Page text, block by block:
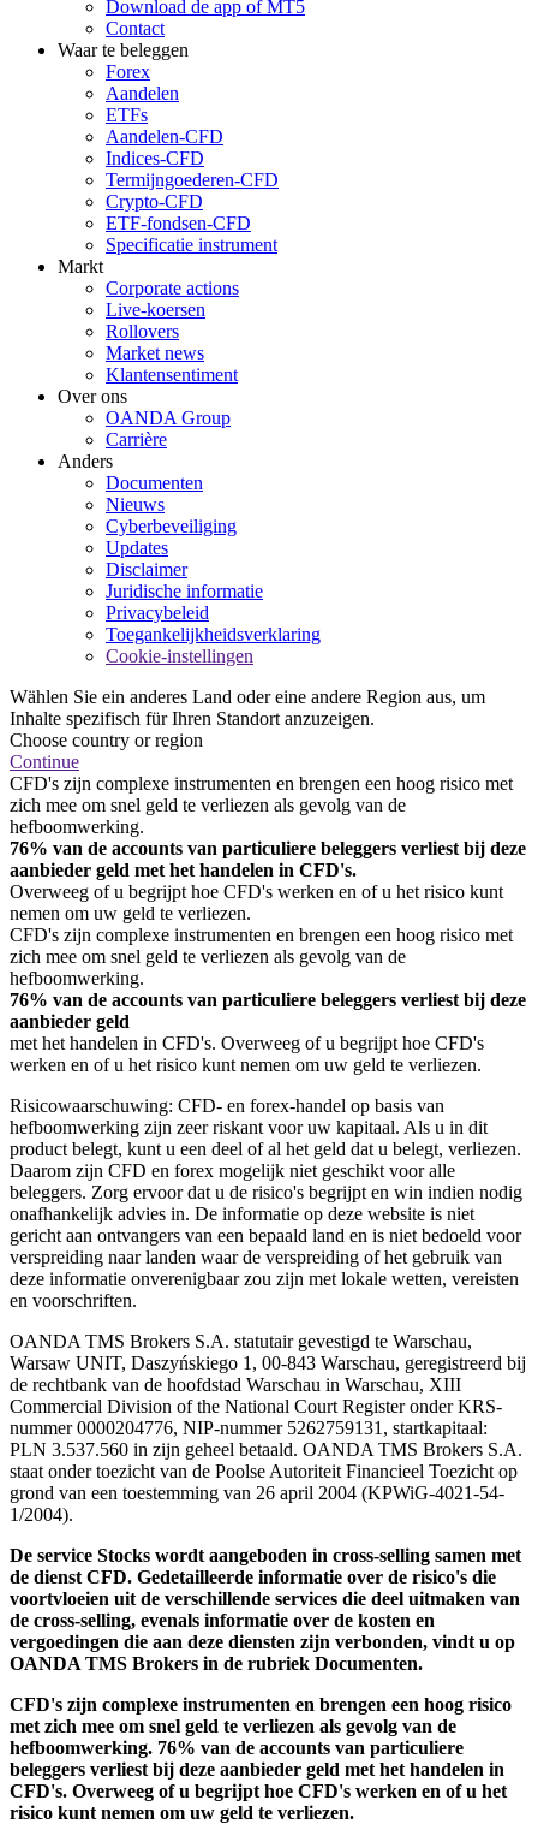
Download de app of MT5
Contact
Waar te beleggen
Forex
Aandelen
ETFs
Aandelen-CFD
Indices-CFD
Termijngoederen-CFD
Crypto-CFD
ETF-fondsen-CFD
Specificatie instrument
Markt
Corporate actions
Live-koersen
Rollovers
Market news
Klantensentiment
Over ons
OANDA Group
Carrière
Anders
Documenten
Nieuws
Cyberbeveiliging
Updates
Disclaimer
Juridische informatie
Privacybeleid
Toegankelijkheidsverklaring
Cookie-instellingen
Wählen Sie ein anderes Land oder eine andere Region aus, um
Inhalte spezifisch für Ihren Standort anzuzeigen.
Choose country or region
Continue
CFD's zijn complexe instrumenten en brengen een hoog risico met
zich mee om snel geld te verliezen als gevolg van de
hefboomwerking.
76% van de accounts van particuliere beleggers verliest bij deze
aanbieder geld met het handelen in CFD's.
Overweeg of u begrijpt hoe CFD's werken en of u het risico kunt
nemen om uw geld te verliezen.
CFD's zijn complexe instrumenten en brengen een hoog risico met
zich mee om snel geld te verliezen als gevolg van de
hefboomwerking.
76% van de accounts van particuliere beleggers verliest bij deze
aanbieder geld
met het handelen in CFD's. Overweeg of u begrijpt hoe CFD's
werken en of u het risico kunt nemen om uw geld te verliezen.
Risicowaarschuwing: CFD- en forex-handel op basis van
hefboomwerking zijn zeer riskant voor uw kapitaal. Als u in dit
product belegt, kunt u een deel of al het geld dat u belegt, verliezen.
Daarom zijn CFD en forex mogelijk niet geschikt voor alle
beleggers. Zorg ervoor dat u de risico's begrijpt en win indien nodig
onafhankelijk advies in. De informatie op deze website is niet
gericht aan ontvangers van een bepaald land en is niet bedoeld voor
verspreiding naar landen waar de verspreiding of het gebruik van
deze informatie onverenigbaar zou zijn met lokale wetten, vereisten
en voorschriften.
OANDA TMS Brokers S.A. statutair gevestigd te Warschau,
Warsaw UNIT, Daszyńskiego 1, 00-843 Warschau, geregistreerd bij
de rechtbank van de hoofdstad Warschau in Warschau, XIII
Commercial Division of the National Court Register onder KRS-
nummer 0000204776, NIP-nummer 5262759131, startkapitaal:
PLN 3.537.560 in zijn geheel betaald. OANDA TMS Brokers S.A.
staat onder toezicht van de Poolse Autoriteit Financieel Toezicht op
grond van een toestemming van 26 april 2004 (KPWiG-4021-54-
1/2004).
De service Stocks wordt aangeboden in cross-selling samen met
de dienst CFD. Gedetailleerde informatie over de risico's die
voortvloeien uit de verschillende services die deel uitmaken van
de cross-selling, evenals informatie over de kosten en
vergoedingen die aan deze diensten zijn verbonden, vindt u op
OANDA TMS Brokers in de rubriek Documenten.
CFD's zijn complexe instrumenten en brengen een hoog risico
met zich mee om snel geld te verliezen als gevolg van de
hefboomwerking. 76% van de accounts van particuliere
beleggers verliest bij deze aanbieder geld met het handelen in
CFD's. Overweeg of u begrijpt hoe CFD's werken en of u het
risico kunt nemen om uw geld te verliezen.